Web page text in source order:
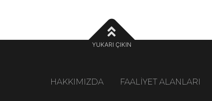
YUKARI ÇIKIN
HAKKIMIZDA FAALİYET ALANLARI